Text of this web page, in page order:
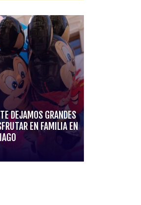
DEJAMOS GRANDES
EN FAMILIA EN